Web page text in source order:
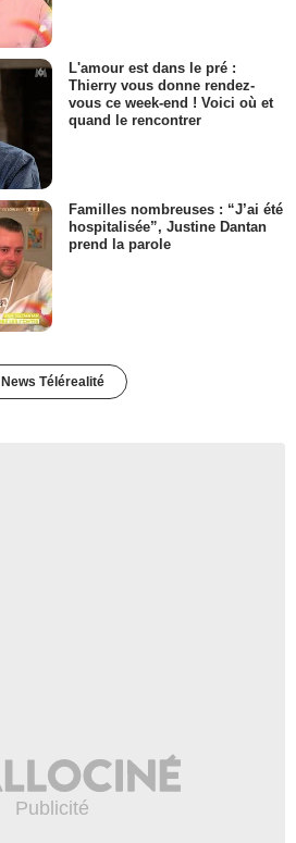
L'amour est dans le pré :
Thierry vous donne rendez-
vous ce week-end ! Voici où et
quand le rencontrer
Familles nombreuses : “J’ai été
hospitalisée”, Justine Dantan
prend la parole
News Télérealité